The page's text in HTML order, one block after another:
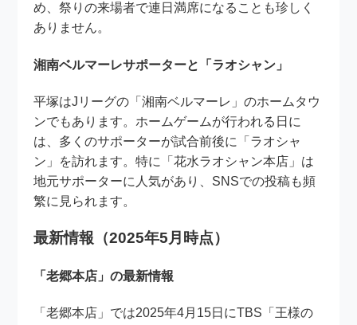
め、祭りの来場者で連日満席になることも珍しく
ありません。
湘南ベルマーレサポーターと「ラオシャン」
平塚はJリーグの「湘南ベルマーレ」のホームタウ
ンでもあります。ホームゲームが行われる日に
は、多くのサポーターが試合前後に「ラオシャ
ン」を訪れます。特に「花水ラオシャン本店」は
地元サポーターに人気があり、SNSでの投稿も頻
繁に見られます。
最新情報（2025年5月時点）
「老郷本店」の最新情報
「老郷本店」では2025年4月15日にTBS「王様の